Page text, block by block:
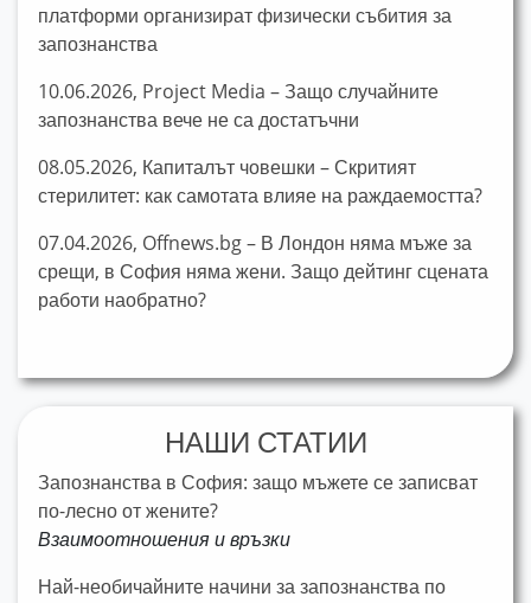
платформи организират физически събития за
запознанства
10.06.2026, Project Media – Защо случайните
запознанства вече не са достатъчни
08.05.2026, Капиталът човешки – Скритият
стерилитет: как самотата влияе на раждаемостта?
07.04.2026, Offnews.bg – В Лондон няма мъже за
срещи, в София няма жени. Защо дейтинг сцената
работи наобратно?
НАШИ СТАТИИ
Запознанства в София: защо мъжете се записват
по-лесно от жените?
Взаимоотношения и връзки
Най-необичайните начини за запознанства по